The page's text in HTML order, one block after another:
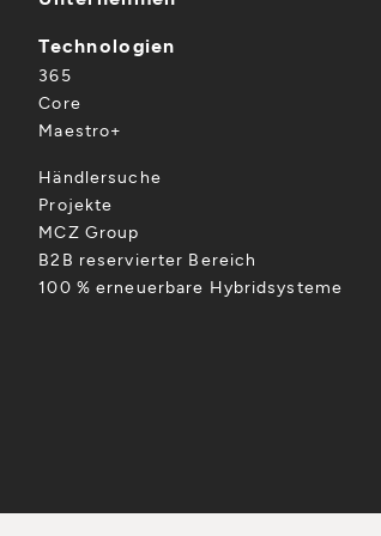
Technologien
365
Core
Maestro+
Händlersuche
Projekte
MCZ Group
B2B reservierter Bereich
100 % erneuerbare Hybridsysteme